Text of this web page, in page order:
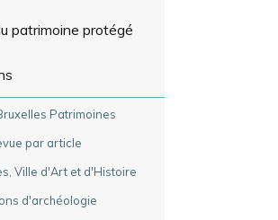
patrimoine protégé
Patrimoines
par article
Ville d'Art et d'Histoire
d'archéologie